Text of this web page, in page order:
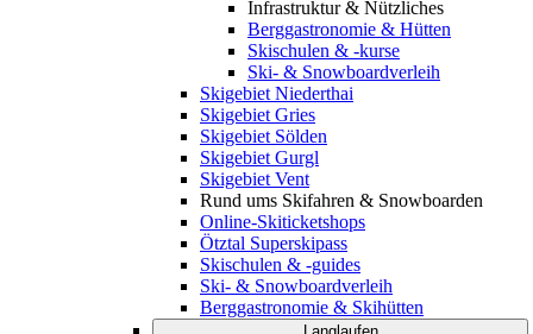
Infrastruktur & Nützliches
Berggastronomie & Hütten
Skischulen & -kurse
Ski- & Snowboardverleih
Skigebiet Niederthai
Skigebiet Gries
Skigebiet Sölden
Skigebiet Gurgl
Skigebiet Vent
Rund ums Skifahren & Snowboarden
Online-Skiticketshops
Ötztal Superskipass
Skischulen & -guides
Ski- & Snowboardverleih
Berggastronomie & Skihütten